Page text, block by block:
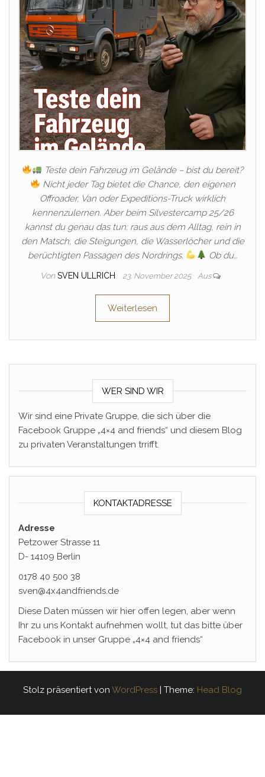
Teste dein Fahrzeug im Gelände – bist du bereit?
Nicht jeder Tag bietet die Chance, den eigenen
Offroader, Van oder Expeditions-Truck wirklich
kennenzulernen. Aber beim Silvestercamp 25/26
kannst du genau das tun: raus aus dem Alltag, rein in
den Matsch, die Steigungen, die Wasserlöcher und die
berüchtigten Passagen des Nordrings.
Ob du…
Von SVEN ULLRICH 23. November 2025 Aus
Weiterlesen
WER SIND WIR
Wir sind eine Private Gruppe, die sich über die
Facebook Gruppe „4×4 and friends“ und diesem Blog
zu privaten Veranstaltungen trrifft.
KONTAKTADRESSE
Adresse
Petzower Strasse 11
D- 14109 Berlin
0178 40 500 38
sven@4x4andfriends.de
Diese Daten müssen wir hier offen legen, aber wenn
Ihr zu uns Kontakt aufnehmen wollt, tut das bitte über
Facebook in unser Gruppe „4×4 and friends“
Stolz präsentiert von WordPress | Theme: Head Blog